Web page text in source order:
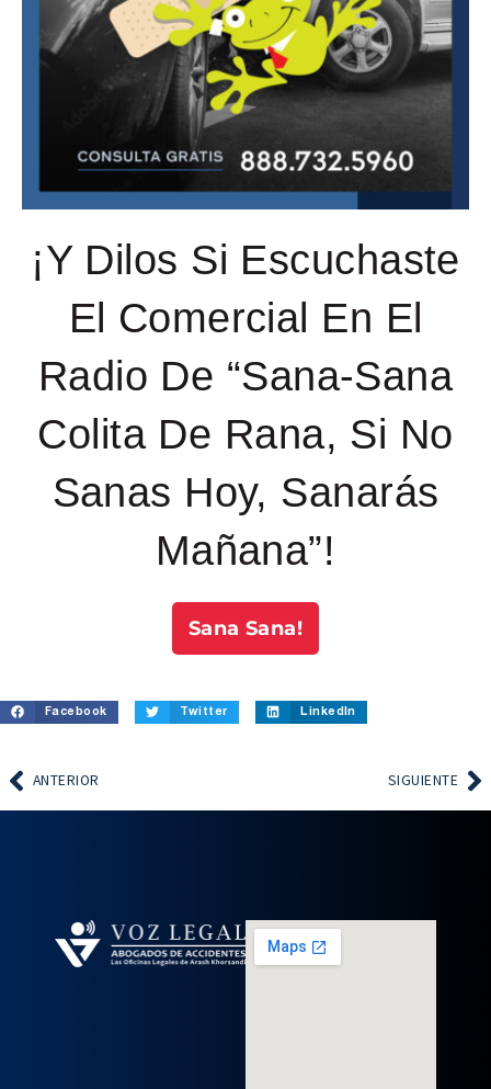
¡Y Dilos Si Escuchaste
El Comercial En El
Radio De “Sana-Sana
Colita De Rana, Si No
Sanas Hoy, Sanarás
Mañana”!
Sana Sana!
Facebook Twitter LinkedIn
ANTERIOR SIGUIENTE